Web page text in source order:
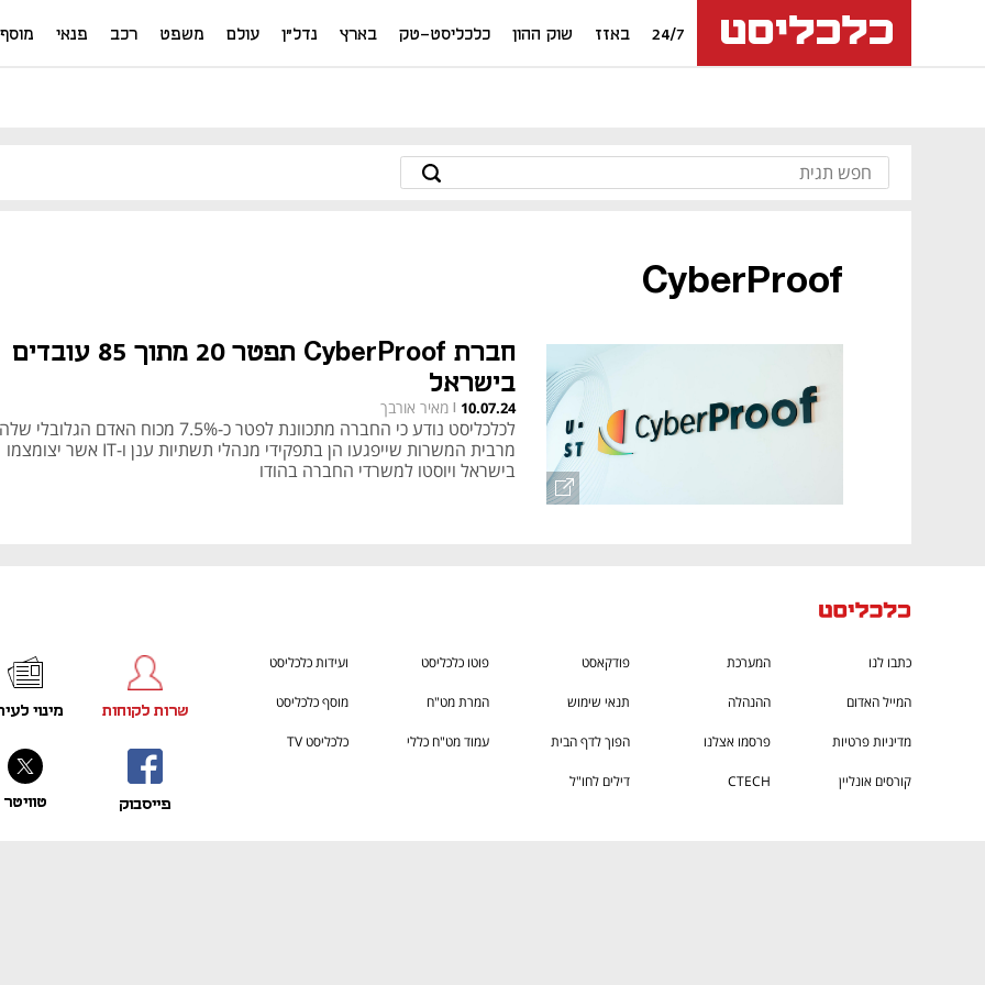
24/7 באזז שוק ההון כלכליסט-טק בארץ נדל"ן עולם משפט רכב פנאי מוסף
CyberProof
חברת CyberProof תפטר 20 מתוך 85 עובדים
בישראל
10.07.24
| מאיר אורבך
לכלכליסט נודע כי החברה מתכוונת לפטר כ-7.5% מכוח האדם הגלובלי
מרבית המשרות שייפגעו הן בתפקידי מנהלי תשתיות ענן ו-IT אשר יצומצמו
בישראל ויוסטו למשרדי החברה בהודו
כתבו לנו המערכת פודקאסט פוטו כלכליסט ועידות כלכליסט
המייל האדום ההנהלה תנאי שימוש המרת מט"ח מוסף כלכליסט
מדיניות פרטיות פרסמו אצלנו הפוך לדף הבית עמוד מט"ח כללי כלכליסט TV
קורסים אונליין CTECH
דילים לחו"ל
פייסבוק
שרות לקוחות
טוויטר
מינוי